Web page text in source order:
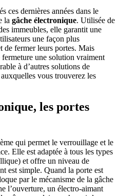
ces dernières années dans le
la gâche électronique. Utilisée de
immeubles, elle garantit une
une façon plus
de fermer leurs portes. Mais
une solution vraiment
à d’autres solutions de
vous trouverez les
les portes
qui permet le verrouillage et le
Elle est adaptée à tous les types
et offre un niveau de
est simple. Quand la porte est
par le mécanisme de la gâche
l’ouverture, un électro-aimant